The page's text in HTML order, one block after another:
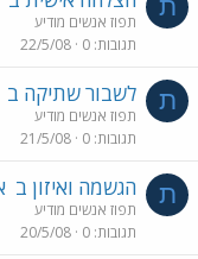
ת
תפוז אנשים מודיע
תגובות 0
22/5/08
ת לשבור שתיקה ב
תפוז אנשים מודיע
תגובות 0
21/5/08
ת הגשמה ואיזון ב
תפוז אנשים מודיע
תגובות 0
20/5/08